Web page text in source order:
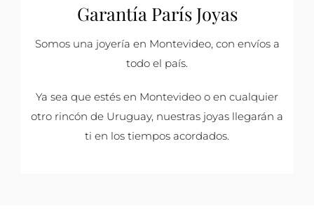
Garantía París Joyas
Somos una joyería en Montevideo, con envíos a
todo el país.
Ya sea que estés en Montevideo o en cualquier
otro rincón de Uruguay, nuestras joyas llegarán a
ti en los tiempos acordados.